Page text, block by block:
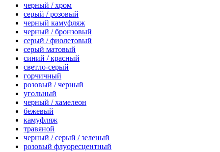
черный / хром
серый / розовый
черный камуфляж
черный / бронзовый
серый / фиолетовый
серый матовый
синий / красный
светло-серый
горчичный
розовый / черный
угольный
черный / хамелеон
бежевый
камуфляж
травяной
черный / серый / зеленый
розовый флуоресцентный